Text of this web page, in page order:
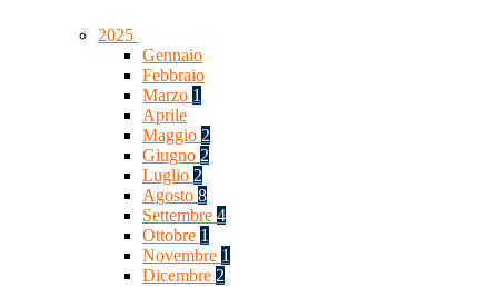
2025
Gennaio
Febbraio
Marzo 1
Aprile
Maggio 2
Giugno 2
Luglio 2
Agosto 8
Settembre 4
Ottobre 1
Novembre 1
Dicembre 2